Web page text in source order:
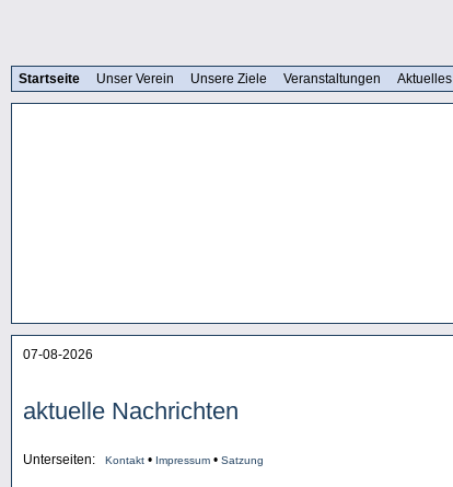
Startseite Unser Verein Unsere Ziele Veranstaltungen Aktuelles
07-08-2026
aktuelle Nachrichten
Unterseiten: Kontakt • Impressum • Satzung